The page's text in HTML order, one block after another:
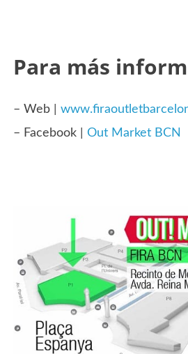
Para más
– Web |
– Facebook |Out Market BCN